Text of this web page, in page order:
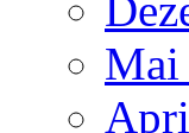
Mai